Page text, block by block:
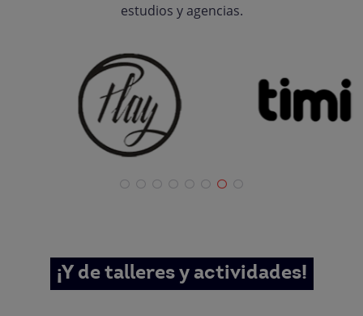
estudios y agencias.
¡Y de talleres y actividades!